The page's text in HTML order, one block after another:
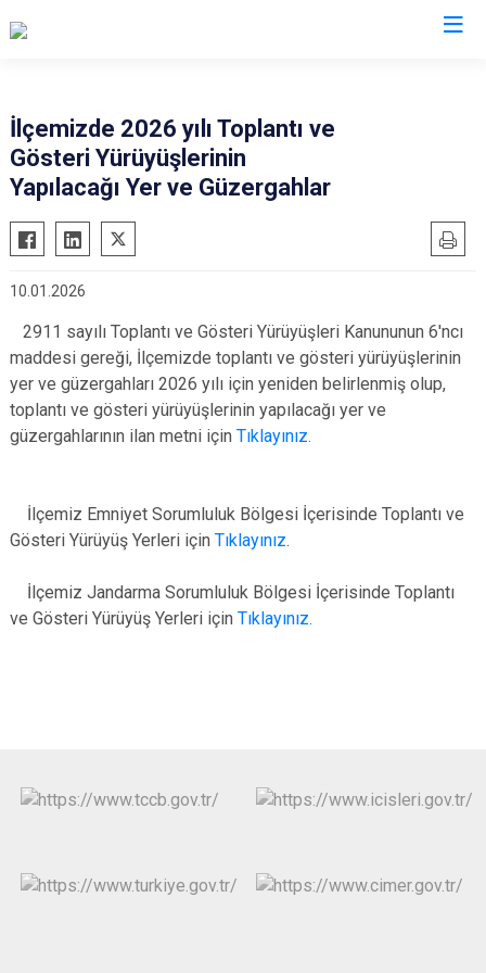
Almus
Artova
Başçiftlik
Pazar
Sulusaray
İlçemizde 2026 yılı Toplantı ve
Gösteri Yürüyüşlerinin
Yapılacağı Yer ve Güzergahlar
10.01.2026
2911 sayılı Toplantı ve Gösteri Yürüyüşleri Kanununun 6'ncı
maddesi gereği, İlçemizde toplantı ve gösteri yürüyüşlerinin
yer ve güzergahları 2026 yılı için yeniden belirlenmiş olup,
toplantı ve gösteri yürüyüşlerinin yapılacağı yer ve
güzergahlarının ilan metni için Tıklayınız.
İlçemiz Emniyet Sorumluluk Bölgesi İçerisinde Toplantı ve
Gösteri Yürüyüş Yerleri için Tıklayınız.
İlçemiz Jandarma Sorumluluk Bölgesi İçerisinde Toplantı
ve Gösteri Yürüyüş Yerleri için Tıklayınız.